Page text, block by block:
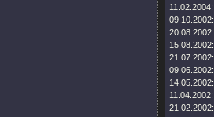
11.02.2004:
09.10.2002:
20.08.2002:
15.08.2002:
21.07.2002:
09.06.2002:
14.05.2002:
11.04.2002:
21.02.2002: